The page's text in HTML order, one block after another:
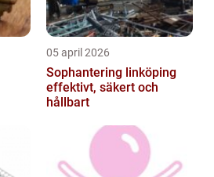
05 april 2026
Sophantering linköping
effektivt, säkert och
hållbart